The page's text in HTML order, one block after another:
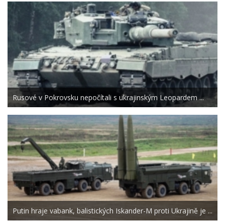
Rusové v Pokrovsku nepočítali s ukrajinským Leopardem ...
Putin hraje vabank, balistických Iskander-M proti Ukrajině je ...